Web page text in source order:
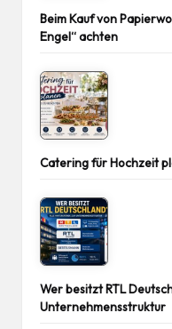
Beim Kauf von
Engel“ achten
Catering für Hochzeit
Wer besitzt RTL
Unternehmensstruktur